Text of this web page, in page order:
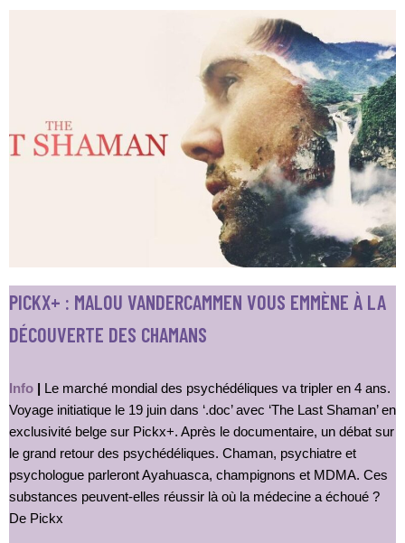
PICKX+ : MALOU VANDERCAMMEN VOUS EMMÈNE À LA
DÉCOUVERTE DES CHAMANS
Info | Le marché mondial des psychédéliques va tripler en 4 ans.
Voyage initiatique le 19 juin dans ‘.doc’ avec ‘The Last Shaman’ en
exclusivité belge sur Pickx+. Après le documentaire, un débat sur
le grand retour des psychédéliques. Chaman, psychiatre et
psychologue parleront Ayahuasca, champignons et MDMA. Ces
substances peuvent-elles réussir là où la médecine a échoué ?
De Pickx